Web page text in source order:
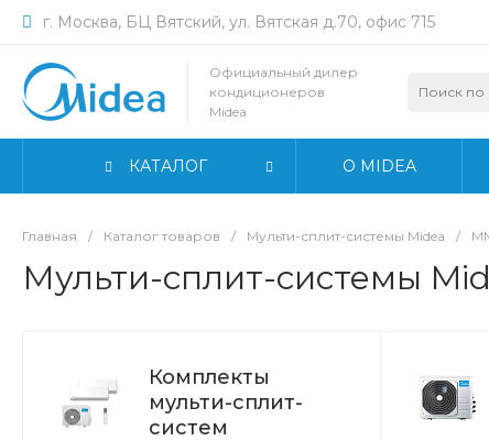
г. Москва, БЦ Вятский, ул. Вятская д.70, офис 715
Официальный дилер
кондиционеров
Midea
КАТАЛОГ О MIDEA
Главная / Каталог товаров / Мульти-сплит-системы Midea /
Мульти-сплит-системы
Комплекты
мульти-сплит-
систем